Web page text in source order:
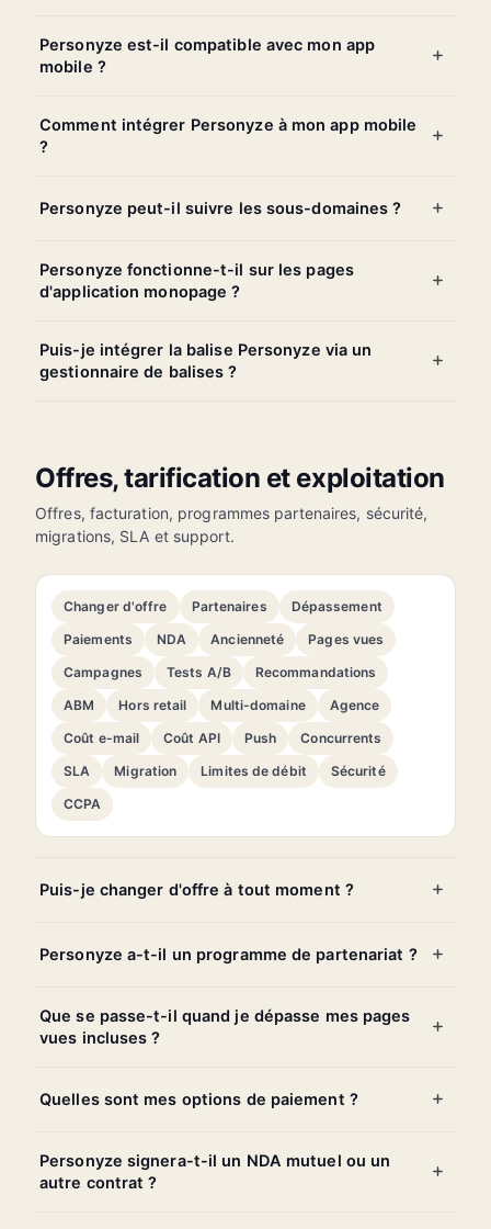
Personyze est-il compatible avec mon app
mobile ?
Comment intégrer Personyze à mon app mobile
?
Personyze peut-il suivre les sous-domaines ?
Personyze fonctionne-t-il sur les pages
d'application monopage ?
Puis-je intégrer la balise Personyze via un
gestionnaire de balises ?
Offres, tarification et exploitation
Offres, facturation, programmes partenaires, sécurité,
migrations, SLA et support.
Changer d'offre Partenaires
Dépassement
Paiements
NDA Ancienneté
Pages vues
Campagnes
Tests A/B
Recommandations
ABM
Hors retail Multi-domaine
Agence
Coût e-mail
Coût API Push
Concurrents
SLA
Migration Limites de débit
Sécurité
CCPA
Puis-je changer d'offre à tout moment ?
Personyze a-t-il un programme de partenariat ?
Que se passe-t-il quand je dépasse mes pages
vues incluses ?
Quelles sont mes options de paiement ?
Personyze signera-t-il un NDA mutuel ou un
autre contrat ?